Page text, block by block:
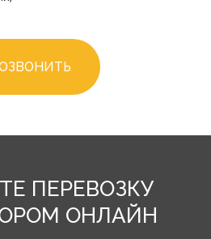
ПЕРЕВОЗКУ
ОНЛАЙН